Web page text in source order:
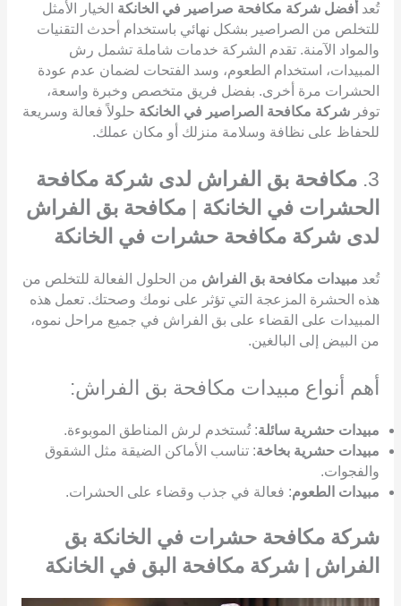
تُعد أفضل شركة مكافحة صراصير في الخانكة الخيار الأمثل
للتخلص من الصراصير بشكل نهائي باستخدام أحدث التقنيات
والمواد الآمنة. تقدم الشركة خدمات شاملة تشمل رش
المبيدات، استخدام الطعوم، وسد الفتحات لضمان عدم عودة
الحشرات مرة أخرى. بفضل فريق متخصص وخبرة واسعة،
توفر شركة مكافحة الصراصير في الخانكة حلولاً فعالة وسريعة
للحفاظ على نظافة وسلامة منزلك أو مكان عملك.
3. مكافحة بق الفراش لدى شركة مكافحة
الحشرات في الخانكة | مكافحة بق الفراش
لدى شركة مكافحة حشرات في الخانكة
تُعد مبيدات مكافحة بق الفراش من الحلول الفعالة للتخلص من
هذه الحشرة المزعجة التي تؤثر على نومك وصحتك. تعمل هذه
المبيدات على القضاء على بق الفراش في جميع مراحل نموه،
من البيض إلى البالغين.
أهم أنواع مبيدات مكافحة بق الفراش:
مبيدات حشرية سائلة: تُستخدم لرش المناطق الموبوءة.
مبيدات حشرية بخاخة: تناسب الأماكن الضيقة مثل الشقوق
والفجوات.
مبيدات الطعوم: فعالة في جذب وقضاء على الحشرات.
شركة مكافحة حشرات في الخانكة بق
الفراش | شركة مكافحة البق في الخانكة